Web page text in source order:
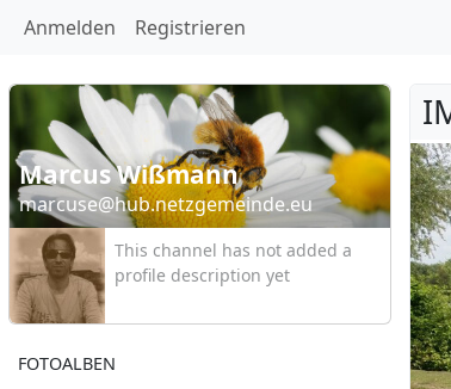
Anmelden Registrieren
Marcus Wißmann
marcuse@hub.netzgemeinde.eu
This channel has not added a
profile description yet
FOTOALBEN